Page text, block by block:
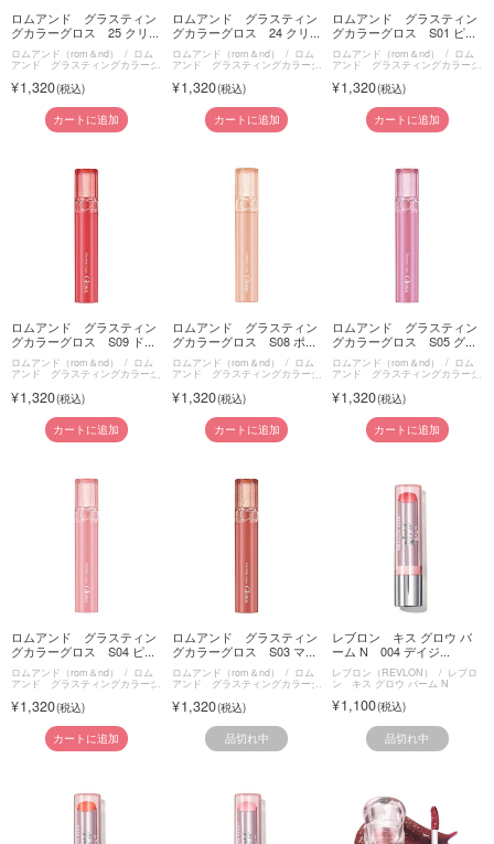
ロムアンド グラスティン
グカラーグロス 25 クリ...
ロムアンド（rom＆nd） ロム
アンド グラスティングカラーグ
1,320
カートに追加
ロムアンド グラスティン
グカラーグロス 24 クリ...
ロムアンド（rom＆nd） ロム
アンド グラスティングカラーグ
1,320
カートに追加
ロムアンド グラスティン
グカラーグロス S01 ピ...
ロムアンド（rom＆nd） ロム
アンド グラスティングカラーグ
1,320
カートに追加
ロムアンド グラスティン
グカラーグロス S09 ド...
ロムアンド（rom＆nd） ロム
アンド グラスティングカラーグ
1,320
カートに追加
ロムアンド グラスティン
グカラーグロス S08 ポ...
ロムアンド（rom＆nd） ロム
アンド グラスティングカラーグ
1,320
カートに追加
ロムアンド グラスティン
グカラーグロス S05 グ...
ロムアンド（rom＆nd） ロム
アンド グラスティングカラーグ
1,320
カートに追加
ロムアンド グラスティン
グカラーグロス S04 ピ...
ロムアンド（rom＆nd） ロム
アンド グラスティングカラーグ
1,320
カートに追加
ロムアンド グラスティン
グカラーグロス S03 マ...
ロムアンド（rom＆nd） ロム
アンド グラスティングカラーグ
1,320
品切れ中
レブロン キス グロウ バ
ーム N 004 デイジ...
レブロン（REVLON） レブロ
ン キス グロウ バーム N
1,100
品切れ中